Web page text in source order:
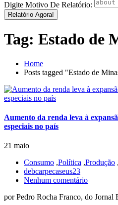
Digite Motivo De Relatório:
Relatório Agora!
Tag: Estado de
Home
Posts tagged "Estado de
Aumento da renda leva à
especiais no país
21 maio
Consumo ,Política ,Produção ,
debcarpecaseus23
Nenhum comentário
por Pedro Rocha Franco, do Jornal